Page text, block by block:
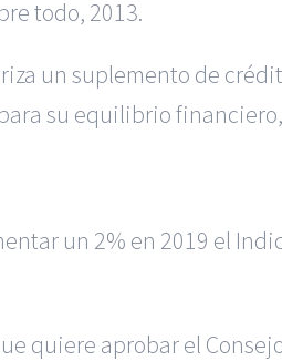
todo, 2013.
un suplemento de
su equilibrio
un 2% en 2019 el
quiere aprobar el